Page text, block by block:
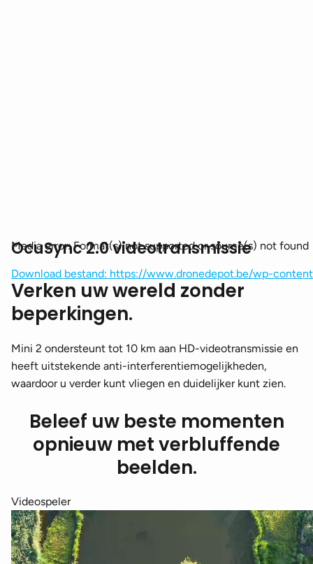
Media error: Format(s) not supported or source(s) not found
Download bestand: https://www.dronedepot.be/wp-
00:00
OcuSync 2.0 videotransmissie
Verken uw wereld zonder
beperkingen.
Mini 2 ondersteunt tot 10 km aan HD-videotransmissie en
heeft uitstekende anti-interferentiemogelijkheden,
waardoor u verder kunt vliegen en duidelijker kunt zien.
Beleef uw beste momenten
opnieuw met verbluffende
beelden.
Videospeler